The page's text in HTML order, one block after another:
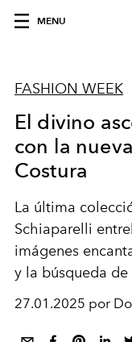
MENU
FASHION WEEK
El divino
con la
Costura
La última
Schiaparelli
imágenes
y la búsqueda
27.01.2025 por